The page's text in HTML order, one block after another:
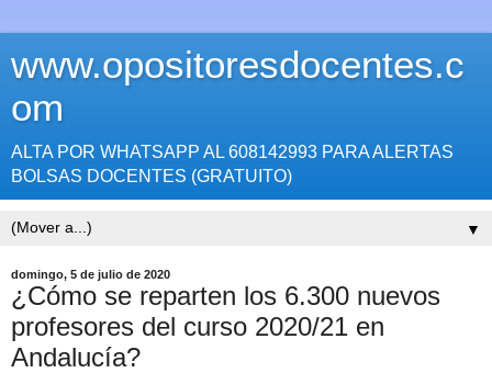
www.opositoresdocentes.c
om
ALTA POR WHATSAPP AL 608142993 PARA ALERTAS
BOLSAS DOCENTES (GRATUITO)
▼
domingo, 5 de julio de 2020
¿Cómo se reparten los 6.300 nuevos
profesores del curso 2020/21 en
Andalucía?